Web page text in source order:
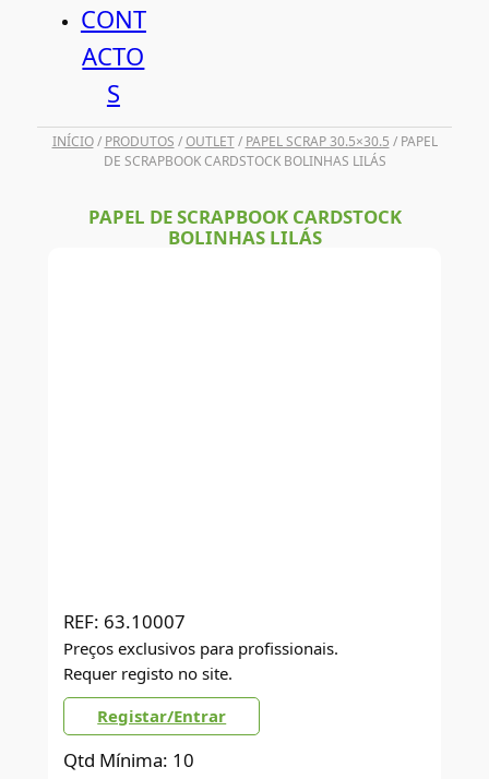
CONT
ACTO
S
INÍCIO/ PRODUTOS /OUTLET/ PAPEL SCRAP 30.5×30.5 / PAPEL
DE SCRAPBOOK CARDSTOCK BOLINHAS LILÁS
PAPEL DE SCRAPBOOK CARDSTOCK
BOLINHAS LILÁS
REF: 63.10007
Preços exclusivos para profissionais.
Requer registo no site.
Registar/Entrar
Qtd Mínima: 10